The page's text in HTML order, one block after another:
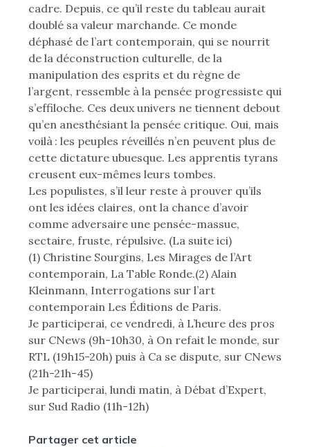
cadre. Depuis, ce qu’il reste du tableau aurait
doublé sa valeur marchande. Ce monde
déphasé de l’art contemporain, qui se nourrit
de la déconstruction culturelle, de la
manipulation des esprits et du règne de
l’argent, ressemble à la pensée progressiste qui
s’effiloche. Ces deux univers ne tiennent debout
qu’en anesthésiant la pensée critique. Oui, mais
voilà : les peuples réveillés n’en peuvent plus de
cette dictature ubuesque. Les apprentis tyrans
creusent eux-mêmes leurs tombes.
Les populistes, s’il leur reste à prouver qu’ils
ont les idées claires, ont la chance d’avoir
comme adversaire une pensée-massue,
sectaire, fruste, répulsive. (La suite ici)
(1) Christine Sourgins, Les Mirages de l’Art
contemporain, La Table Ronde.(2) Alain
Kleinmann, Interrogations sur l’art
contemporain Les Éditions de Paris.
Je participerai, ce vendredi, à L’heure des pros
sur CNews (9h-10h30, à On refait le monde, sur
RTL (19h15-20h) puis à Ca se dispute, sur CNews
(21h-21h-45)
Je participerai, lundi matin, à Débat d’Expert,
sur Sud Radio (11h-12h)
Partager cet article